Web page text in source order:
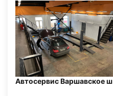
Автосервис Варшавское ш